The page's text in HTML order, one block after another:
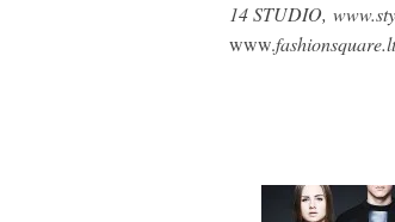
14 STUDIO,
www.fashionsquare.lt